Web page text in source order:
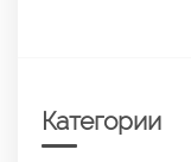
Категории